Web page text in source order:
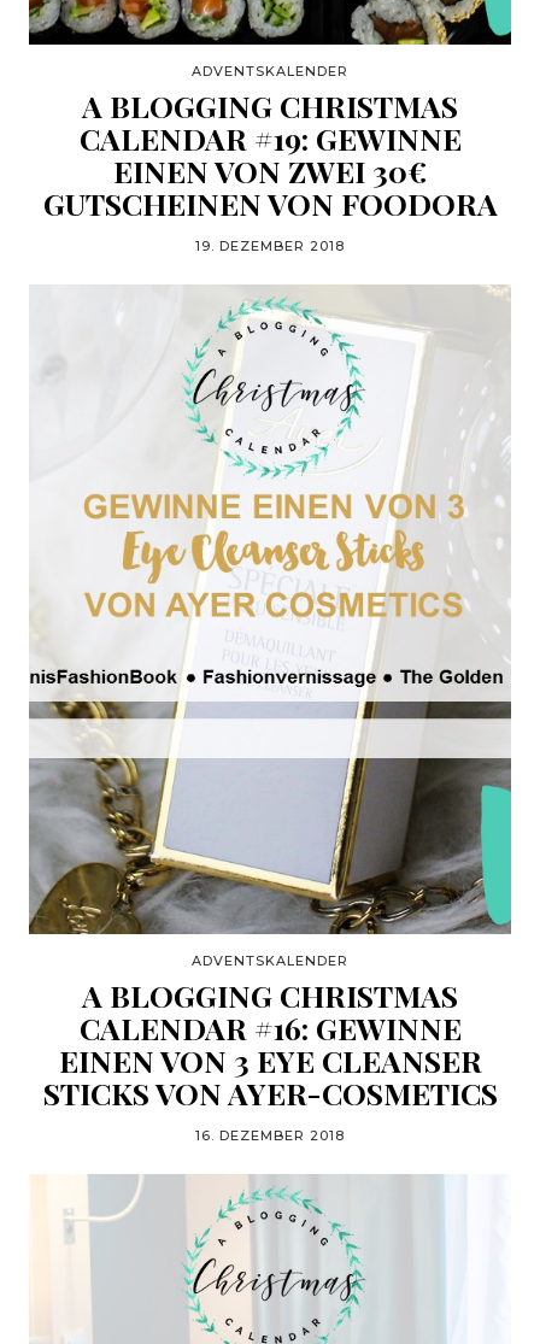
ADVENTSKALENDER
A BLOGGING CHRISTMAS
CALENDAR #19: GEWINNE
EINEN VON ZWEI 30€
GUTSCHEINEN VON FOODORA
19. DEZEMBER 2018
ADVENTSKALENDER
A BLOGGING CHRISTMAS
CALENDAR #16: GEWINNE
EINEN VON 3 EYE CLEANSER
STICKS VON AYER-COSMETICS
16. DEZEMBER 2018